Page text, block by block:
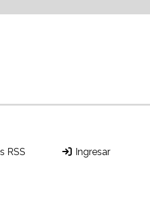
RSS Ingresar